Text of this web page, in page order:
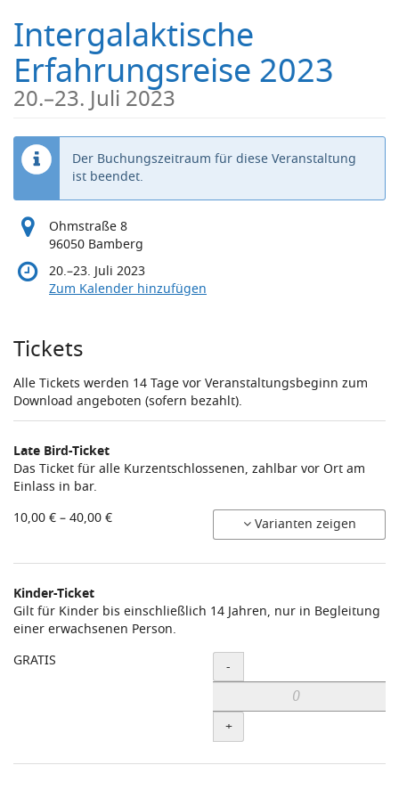
Haupt-
Inhalt
springen
Intergalaktische
Erfahrungsreise 2023
20.–bis
23. Juli 2023
Der Buchungszeitraum für diese Veranstaltung
ist beendet.
Ohmstraße 8
96050 Bamberg
20.–bis
23. Juli 2023
Zum Kalender hinzufügen
Produkte
Tickets
Alle Tickets werden 14 Tage vor Veranstaltungsbeginn zum
Download angeboten (sofern bezahlt).
Late Bird-Ticket
Das Ticket für alle Kurzentschlossenen, zahlbar vor Ort am
Einlass in bar.
von
10,00 € – 40,00 € Varianten zeigen
Kinder-Ticket
Gilt für Kinder bis einschließlich 14 Jahren, nur in Begleitung
einer erwachsenen Person.
GRATIS
Menge
-
+